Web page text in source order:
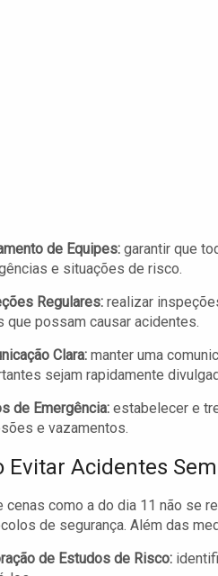
de Equipes: garantir que
e situações de risco.
Regulares: realizar
que possam causar acidentes.
Clara: manter uma
sejam rapidamente
de Emergência: estabelecer e
e vazamentos.
Evitar Acidentes
cenas como a do dia 11 não se
de segurança. Além das
de Estudos de Risco: